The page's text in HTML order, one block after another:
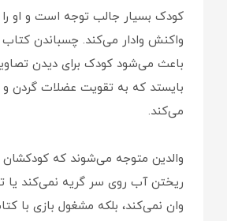
کودک بسیار جالب توجه است و او
واکنش وادار می‌کند. چسباندن کتاب
باعث می‌شود کودک برای دیدن
بایستد که به تقویت عضلات گردن
می‌کند.
والدین متوجه می‌شوند که کودکشان
ریختن آب روی سر گریه نمی‌کند یا
وان نمی‌کند، بلکه مشغول بازی با